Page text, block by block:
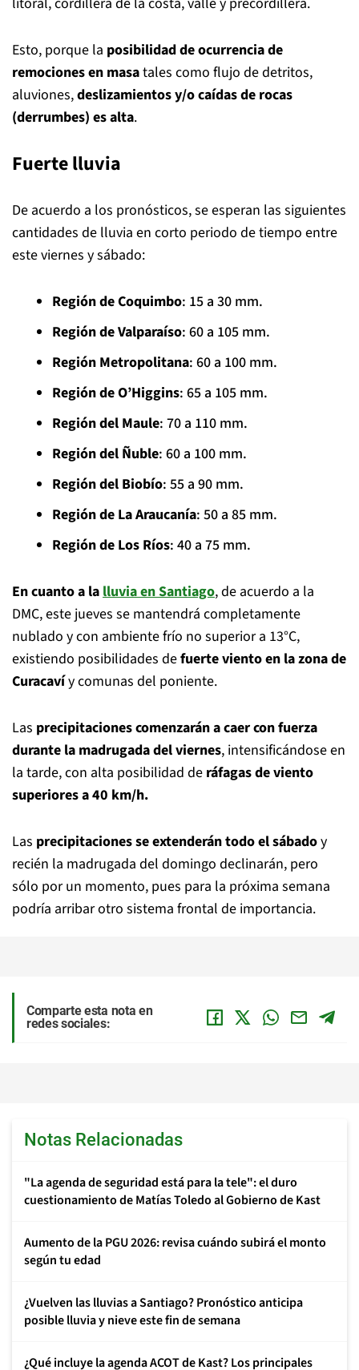
Esto, porque la posibilidad de ocurrencia de
remociones en masatales como flujo de detritos,
aluviones,deslizamientos y/o caídas de rocas
(derrumbes) es alta.
Fuerte lluvia
De acuerdo a los pronósticos, se esperan las siguientes
cantidades de lluvia en corto periodo de tiempo entre
este viernes y sábado:
Región de Coquimbo: 15 a 30 mm.
Región de Valparaíso: 60 a 105 mm.
Región Metropolitana: 60 a 100 mm.
Región de O’Higgins: 65 a 105 mm.
Región del Maule: 70 a 110 mm.
Región del Ñuble: 60 a 100 mm.
Región del Biobío: 55 a 90 mm.
Región de La Araucanía: 50 a 85 mm.
Región de Los Ríos: 40 a 75 mm.
En cuanto a la lluvia en Santiago, de acuerdo a la
DMC, este jueves se mantendrá completamente
nublado y con ambiente frío no superior a 13°C,
existiendo posibilidades defuerte viento en la zona de
Curacavíy comunas del poniente.
Las precipitaciones comenzarán a caer con fuerza
durante la madrugada del viernes, intensificándose en
la tarde, con alta posibilidad de ráfagas de viento
superiores a 40 km/h.
Las precipitaciones se extenderán todo el sábadoy
recién la madrugada del domingo declinarán, pero
sólo por un momento, pues para la próxima semana
podría arribar otro sistema frontal de importancia.
Comparte esta nota en
redes sociales:
Notas Relacionadas
"La agenda de seguridad está para la tele": el duro
cuestionamiento de Matías Toledo al Gobierno de Kast
Aumento de la PGU 2026: revisa cuándo subirá el monto
según tu edad
¿Vuelven las lluvias a Santiago? Pronóstico anticipa
posible lluvia y nieve este fin de semana
¿Qué incluye la agenda ACOT de Kast? Los principales